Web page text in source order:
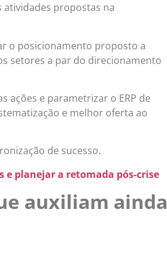
atividades propostas na
o posicionamento proposto a
setores a par do direcionamento
ações e parametrizar o ERP de
e melhor oferta ao
de sucesso.
e planejar a retomada pós-crise
auxiliam ainda